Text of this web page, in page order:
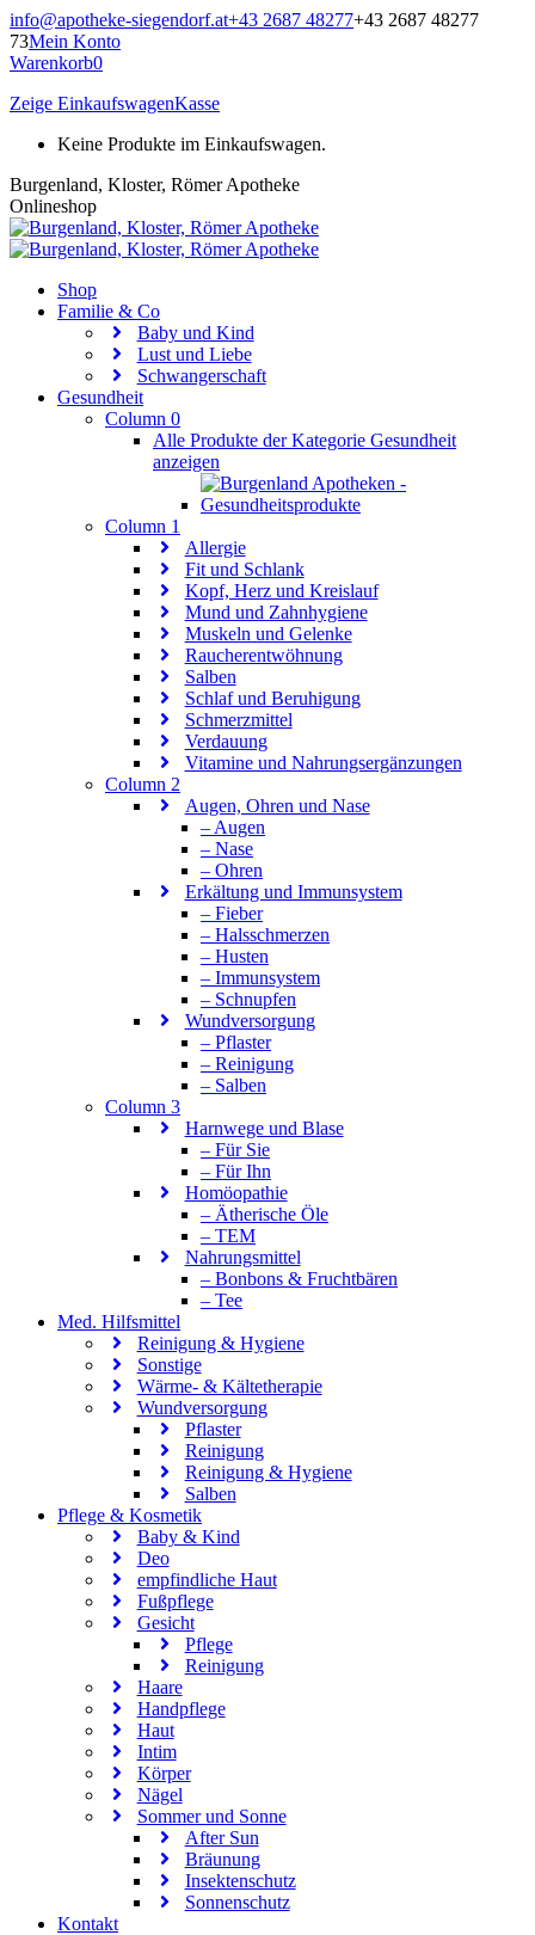
Zum
Inhalt
springen
info@apotheke-siegendorf.at+43 2687 48277+43 2687 48277
73Mein Konto
Warenkorb0
Zeige EinkaufswagenKasse
Keine Produkte im Einkaufswagen.
Burgenland, Kloster, Römer Apotheke
Onlineshop
Shop
Familie & Co
Baby und Kind
Lust und Liebe
Schwangerschaft
Gesundheit
Column 0
Alle Produkte der Kategorie Gesundheit
anzeigen
Column 1
Allergie
Fit und Schlank
Kopf, Herz und Kreislauf
Mund und Zahnhygiene
Muskeln und Gelenke
Raucherentwöhnung
Salben
Schlaf und Beruhigung
Schmerzmittel
Verdauung
Vitamine und Nahrungsergänzungen
Column 2
Augen, Ohren und Nase
– Augen
– Nase
– Ohren
Erkältung und Immunsystem
– Fieber
– Halsschmerzen
– Husten
– Immunsystem
– Schnupfen
Wundversorgung
– Pflaster
– Reinigung
– Salben
Column 3
Harnwege und Blase
– Für Sie
– Für Ihn
Homöopathie
– Ätherische Öle
– TEM
Nahrungsmittel
– Bonbons & Fruchtbären
– Tee
Med. Hilfsmittel
Reinigung & Hygiene
Sonstige
Wärme- & Kältetherapie
Wundversorgung
Pflaster
Reinigung
Reinigung & Hygiene
Salben
Pflege & Kosmetik
Baby & Kind
Deo
empfindliche Haut
Fußpflege
Gesicht
Pflege
Reinigung
Haare
Handpflege
Haut
Intim
Körper
Nägel
Sommer und Sonne
After Sun
Bräunung
Insektenschutz
Sonnenschutz
Kontakt